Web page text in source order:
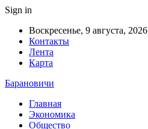
Sign in
Воскресенье, 9 августа, 2026
Контакты
Лента
Карта
Барановичи
Главная
Экономика
Общество